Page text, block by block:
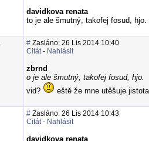
davidkova renata
to je ale šmutný, takofej fosud, hjo.
# Zasláno: 26 Lis 2014 10:40
Citát- Nahlásit
zbrnd
o je ale šmutný, takofej fosud, hjo.
vid?
eště že mne utěšuje
# Zasláno: 26 Lis 2014 10:43
Citát- Nahlásit
davidkova renata